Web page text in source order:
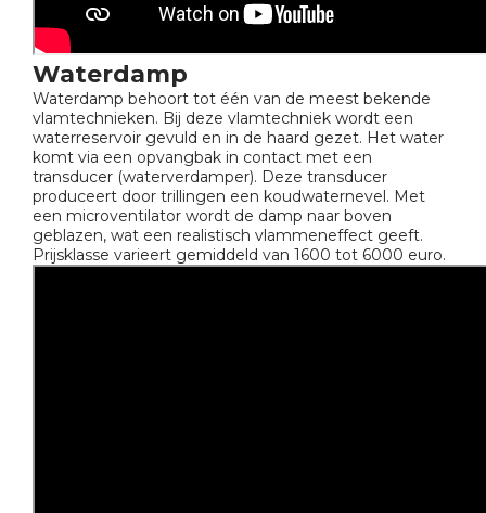
Waterdamp
Waterdamp behoort tot één van de meest bekende
vlamtechnieken. Bij deze vlamtechniek wordt een
waterreservoir gevuld en in de haard gezet. Het water
komt via een opvangbak in contact met een
transducer (waterverdamper). Deze transducer
produceert door trillingen een koudwaternevel. Met
een microventilator wordt de damp naar boven
geblazen, wat een realistisch vlammeneffect geeft.
Prijsklasse varieert gemiddeld van 1600 tot 6000 euro.